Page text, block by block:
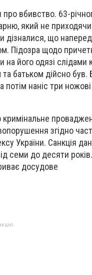
вбивство. 63-
який не
дізналися, що
Підозра щодо
його одязі слідами
батьком дійсно був.
потім наніс три ножові
згідно
України. Санкція
семи до десяти років.
досудове